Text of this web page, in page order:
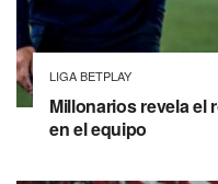
LIGA BETPLAY
Millonarios revela el
en el equipo